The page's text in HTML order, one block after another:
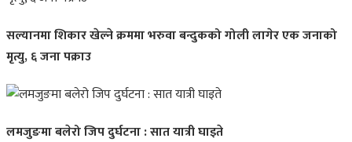
सल्यानमा शिकार खेल्ने क्रममा भरुवा बन्दुकको गोली लागेर एक जनाको
मृत्यु, ६ जना पक्राउ
लमजुङमा बलेरो जिप दुर्घटना : सात यात्री घाइते